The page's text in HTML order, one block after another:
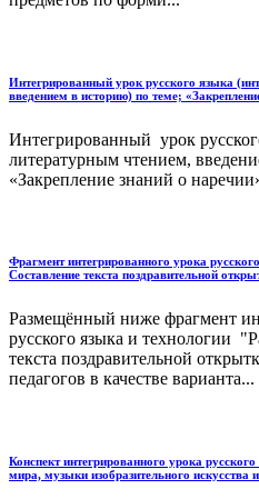
Интегрированный урок русского языка
введением в историю) по теме;
Интегрированный урок
литературным чтением,
«Закрепление знаний о
Фрагмент интегрированного урока
Составление текста поздравительной
Размещённый ниже фрагмент
русского языка и технологии
текста поздравительной
педагогов в качестве варианта...
Конспект интегрированного урока
мира, музыки изобразительного искусства